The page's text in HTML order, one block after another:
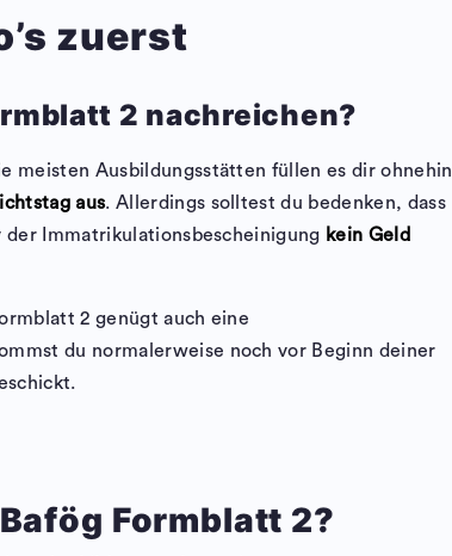
zuerst
2 nachreichen?
meisten Ausbildungsstätten füllen es dir ohnehin
aus. Allerdings solltest du bedenken, dass
Immatrikulationsbescheinigung kein Geld
2 genügt auch eine
du normalerweise noch vor Beginn deiner
Formblatt 2?